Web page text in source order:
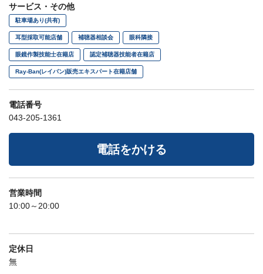
サービス・その他
駐車場あり(共有)
耳型採取可能店舗 補聴器相談会 眼科隣接
眼鏡作製技能士在籍店 認定補聴器技能者在籍店
Ray-Ban(レイバン)販売エキスパート在籍店舗
電話番号
043-205-1361
電話をかける
営業時間
10:00～20:00
定休日
無